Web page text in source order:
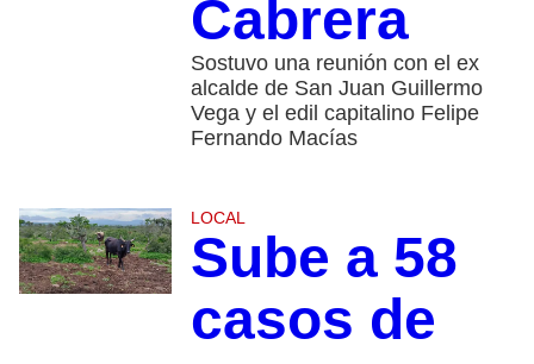
Cabrera
Sostuvo una reunión con el ex
alcalde de San Juan Guillermo
Vega y el edil capitalino Felipe
Fernando Macías
LOCAL
Sube a 58
casos de